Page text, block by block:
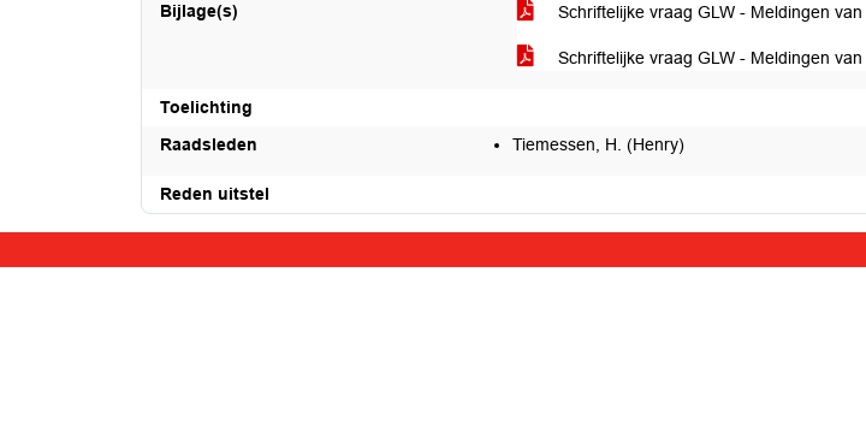
Bijlage(s)
Schriftelijke vraag GLW - Meldingen
Schriftelijke vraag GLW - Meldingen
Toelichting
Raadsleden
Tiemessen, H. (Henry)
Reden uitstel